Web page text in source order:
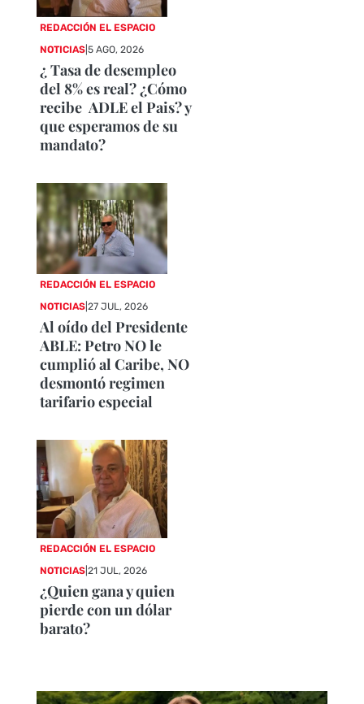
REDACCIÓN EL ESPACIO
NOTICIAS |5 AGO, 2026
¿ Tasa de desempleo
del 8% es real? ¿Cómo
recibe ADLE el Pais? y
que esperamos de su
mandato?
REDACCIÓN EL ESPACIO
NOTICIAS |27 JUL, 2026
Al oído del Presidente
ABLE: Petro NO le
cumplió al Caribe, NO
desmontó regimen
tarifario especial
REDACCIÓN EL ESPACIO
NOTICIAS |21 JUL, 2026
¿Quien gana y quien
pierde con un dólar
barato?